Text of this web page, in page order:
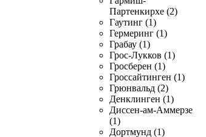
Партенкирхе (2)
Гаутинг (1)
Гермеринг (1)
Грабау (1)
Грос-Лукков (1)
Гросберен (1)
Гроссайтинген (1)
Грюнвальд (2)
Денклинген (1)
Диссен-ам-Аммерзе
(1)
Дортмунд (1)